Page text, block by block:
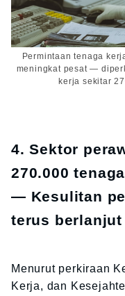
Permintaan tenaga
meningkat pesat —
kerja sekitar
4. Sektor
270.000
— Kesulitan
terus berlanjut
Menurut perkiraan
Kerja, dan